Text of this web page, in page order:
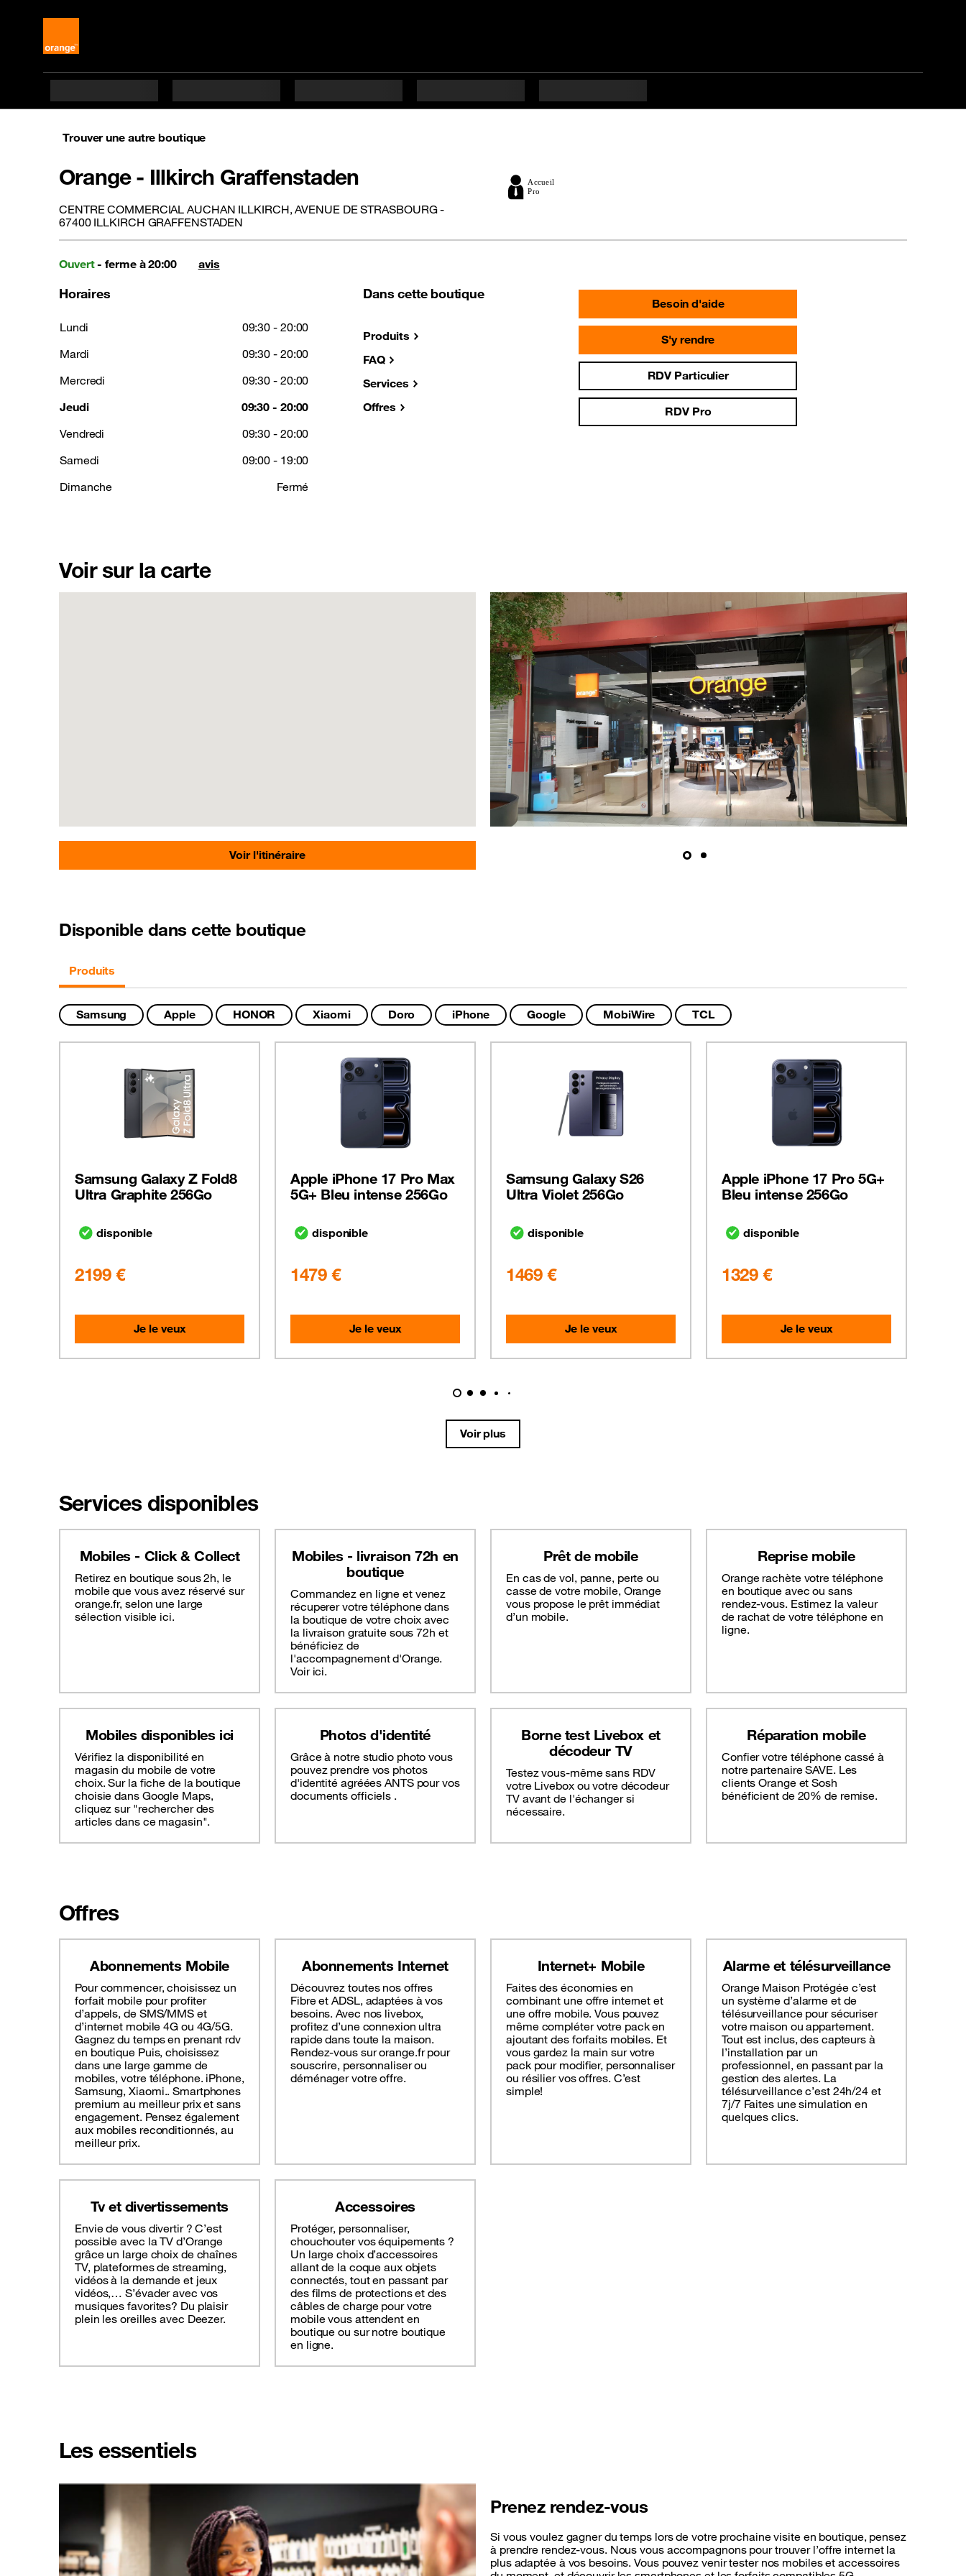
Trouver une autre boutique
Orange - Illkirch Graffenstaden
CENTRE COMMERCIAL AUCHAN ILLKIRCH, AVENUE DE STRASBOURG -
67400 ILLKIRCH GRAFFENSTADEN
Ouvert- ferme à 20:00 avis
Horaires
Lundi
09:30 - 20:00
Mardi
09:30 - 20:00
Mercredi
09:30 - 20:00
Jeudi
09:30 - 20:00
Vendredi
09:30 - 20:00
Samedi
09:00 - 19:00
Dimanche
Fermé
Dans cette boutique
Produits
FAQ
Services
Offres
Besoin d'aide
S'y rendre
RDV Particulier
RDV Pro
Voir sur la carte
Voir l'itinéraire
Disponible dans cette boutique
Produits
Samsung Apple HONOR Xiaomi Doro iPhone Google MobiWire TCL
Samsung Galaxy Z Fold8
Ultra Graphite 256Go
disponible
2199 €
Je le veux
Apple iPhone 17 Pro Max
5G+ Bleu intense 256Go
disponible
1479 €
Je le veux
Samsung Galaxy S26
Ultra Violet 256Go
disponible
1469 €
Je le veux
Apple iPhone 17 Pro 5G+
Bleu intense 256Go
disponible
1329 €
Je le veux
Voir plus
Services disponibles
Mobiles - Click & Collect
Retirez en boutique sous 2h, le
mobile que vous avez réservé sur
orange.fr, selon une large
sélection visible ici.
Mobiles - livraison 72h en
boutique
Commandez en ligne et venez
récuperer votre téléphone dans
la boutique de votre choix avec
la livraison gratuite sous 72h et
bénéficiez de
l'accompagnement d'Orange.
Voir ici.
Prêt de mobile
En cas de vol, panne, perte ou
casse de votre mobile, Orange
vous propose le prêt immédiat
d’un mobile.
Reprise mobile
Orange rachète votre téléphone
en boutique avec ou sans
rendez-vous. Estimez la valeur
de rachat de votre téléphone en
ligne.
Mobiles disponibles ici
Vérifiez la disponibilité en
magasin du mobile de votre
choix. Sur la fiche de la boutique
choisie dans Google Maps,
cliquez sur "rechercher des
articles dans ce magasin".
Photos d'identité
Grâce à notre studio photo vous
pouvez prendre vos photos
d'identité agréées ANTS pour vos
documents officiels .
Borne test Livebox et
décodeur TV
Testez vous-même sans RDV
votre Livebox ou votre décodeur
TV avant de l'échanger si
nécessaire.
Réparation mobile
Confier votre téléphone cassé à
notre partenaire SAVE. Les
clients Orange et Sosh
bénéficient de 20% de remise.
Offres
Abonnements Mobile
Pour commencer, choisissez un
forfait mobile pour profiter
d’appels, de SMS/MMS et
d’internet mobile 4G ou 4G/5G.
Gagnez du temps en prenant rdv
en boutique Puis, choisissez
dans une large gamme de
mobiles, votre téléphone. iPhone,
Samsung, Xiaomi.. Smartphones
premium au meilleur prix et sans
engagement. Pensez également
aux mobiles reconditionnés, au
meilleur prix.
Abonnements Internet
Découvrez toutes nos offres
Fibre et ADSL, adaptées à vos
besoins. Avec nos livebox,
profitez d’une connexion ultra
rapide dans toute la maison.
Rendez-vous sur orange.fr pour
souscrire, personnaliser ou
déménager votre offre.
Internet+ Mobile
Faites des économies en
combinant une offre internet et
une offre mobile. Vous pouvez
même compléter votre pack en
ajoutant des forfaits mobiles. Et
vous gardez la main sur votre
pack pour modifier, personnaliser
ou résilier vos offres. C’est
simple!
Alarme et télésurveillance
Orange Maison Protégée c’est
un système d’alarme et de
télésurveillance pour sécuriser
votre maison ou appartement.
Tout est inclus, des capteurs à
l’installation par un
professionnel, en passant par la
gestion des alertes. La
télésurveillance c’est 24h/24 et
7j/7 Faites une simulation en
quelques clics.
Tv et divertissements
Envie de vous divertir ? C’est
possible avec la TV d’Orange
grâce un large choix de chaînes
TV, plateformes de streaming,
vidéos à la demande et jeux
vidéos,… S’évader avec vos
musiques favorites? Du plaisir
plein les oreilles avec Deezer.
Accessoires
Protéger, personnaliser,
chouchouter vos équipements ?
Un large choix d’accessoires
allant de la coque aux objets
connectés, tout en passant par
des films de protections et des
câbles de charge pour votre
mobile vous attendent en
boutique ou sur notre boutique
en ligne.
Les essentiels
Prenez rendez-vous
Si vous voulez gagner du temps lors de votre prochaine visite en boutique, pensez
à prendre rendez-vous. Nous vous accompagnons pour trouver l’offre internet la
plus adaptée à vos besoins. Vous pouvez venir tester nos mobiles et accessoires